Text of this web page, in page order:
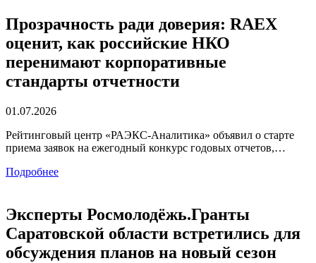
Прозрачность ради доверия: RAEX
оценит, как российские НКО
перенимают корпоративные
стандарты отчетности
01.07.2026
Рейтинговый центр «РАЭКС-Аналитика» объявил о старте
приема заявок на ежегодный конкурс годовых отчетов,…
Подробнее
Эксперты Росмолодёжь.Гранты
Саратовской области встретились для
обсуждения планов на новый сезон